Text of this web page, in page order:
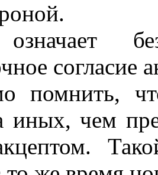
согласие
помнить,
иных, чем